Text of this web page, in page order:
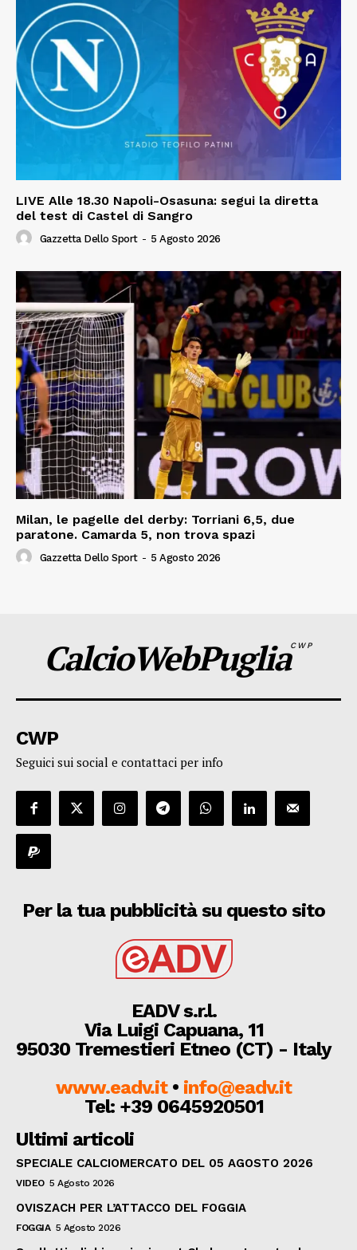
LIVE Alle 18.30 Napoli-Osasuna: segui la diretta
del test di Castel di Sangro
Gazzetta Dello Sport - 5 Agosto 2026
Milan, le pagelle del derby: Torriani 6,5, due
paratone. Camarda 5, non trova spazi
Gazzetta Dello Sport - 5 Agosto 2026
CalcioWebPugliaCWP
CWP
Seguici sui social e contattaci per info
Per la tua pubblicità su questo sito
EADV s.r.l.
Via Luigi Capuana, 11
95030 Tremestieri Etneo (CT) - Italy
www.eadv.it• info@eadv.it
Tel: +39 0645920501
Ultimi articoli
SPECIALE CALCIOMERCATO DEL 05 AGOSTO 2026
VIDEO 5 Agosto 2026
OVISZACH PER L’ATTACCO DEL FOGGIA
FOGGIA 5 Agosto 2026